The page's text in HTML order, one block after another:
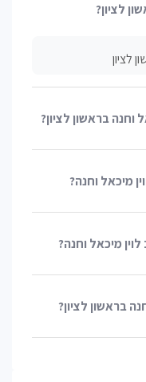
לציון?
לציון
וחנה בראשון לציון?
מיכאל וחנה?
מיכאל וחנה?
בראשון לציון?